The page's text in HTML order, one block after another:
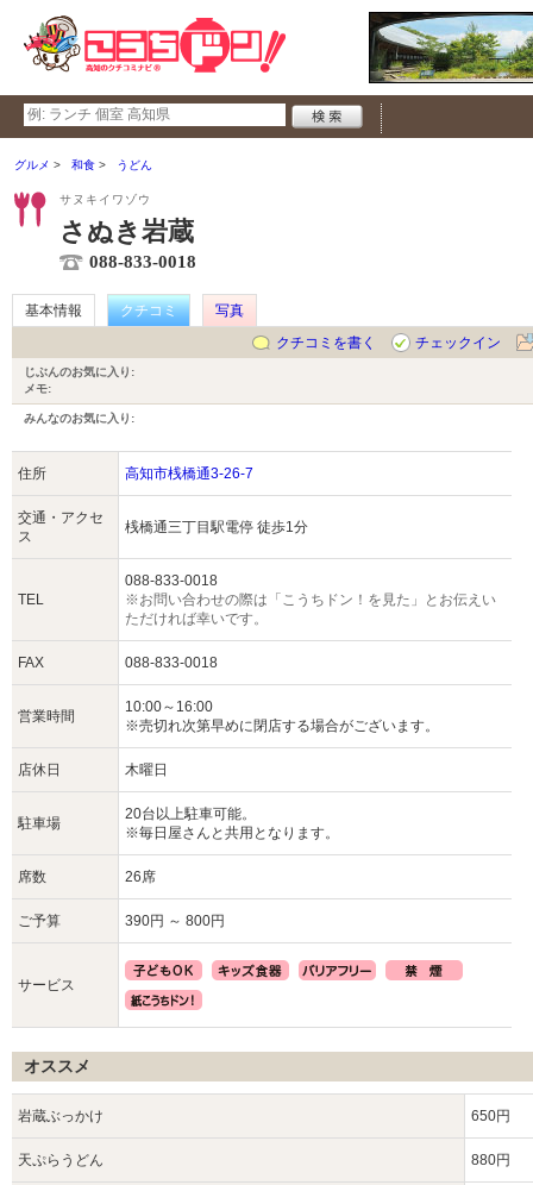
グルメ 和食 うどん
サヌキイワゾウ
さぬき岩蔵
088-833-0018
基本情報 クチコミ
写真
クチコミを書く
チェックイン
じぶんのお気に入り:
メモ:
みんなのお気に入り:
住所 高知市桟橋通3-26-7
交通・アクセ
ス
桟橋通三丁目駅電停 徒歩1分
TEL
088-833-0018
※お問い合わせの際は「こうちドン！を見た」とお伝えい
ただければ幸いです。
FAX 088-833-0018
営業時間
10:00～16:00
※売切れ次第早めに閉店する場合がございます。
店休日 木曜日
駐車場
20台以上駐車可能。
※毎日屋さんと共用となります。
席数 26席
ご予算 390円 ～ 800円
サービス
オススメ
岩蔵ぶっかけ 650円
天ぷらうどん 880円